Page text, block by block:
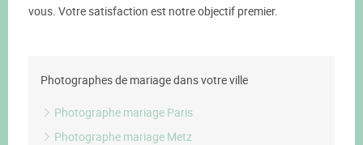
vous. Votre satisfaction est notre objectif premier.
Photographes de mariage dans votre ville
Photographe mariage Paris
Photographe mariage Metz